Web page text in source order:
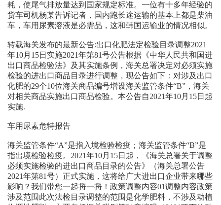
耗，使尾气排放量达到国家规定标准。一位有十多年经验的
货车司机杨某告诉记者，国内跑长途运输的基本上都是柴油
车，车用尿素溶液是必需品，这和韩国运输业的情况相似。
转载海关发布的最新公告:出口化肥法定检验目录调整2021
年10月15日实施2021年第81号公告根据《中华人民共和国进
出口商品检验法》及其实施条例，海关总署决定对必须实施
检验的进出口商品目录进行调整，现公告如下：对涉及出口
化肥的29个10位海关商品编号增设海关监管条件“B”，海关
对相关商品实施出口商品检验。本公告自2021年10月15日起
实施.
车用尿素危特报告
海关监管条件“A”是指入境检验检疫；海关监管条件“B”是
指出境检验检疫。2021年10月15日起，《海关总署关于调整
必须实施检验的进出口商品目录的公告》（海关总署公告
2021年第81号）正式实施，这将给广大进出口企业带来哪些
影响？我们带您一起捋一捋！政策调整内容01调整内容政策
涉及范围此次法检目录调整的范围是化学肥料，不涉及动植